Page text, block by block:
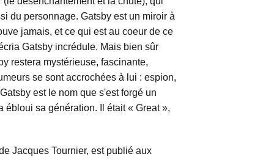
du personnage. Gatsby est un miroir à
jamais, et ce qui est au coeur de ce
Gatsby incrédule. Mais bien sûr
restera mystérieuse, fascinante,
se sont accrochées à lui : espion,
est le nom que s'est forgé un
sa génération. Il était « Great »,
Jacques Tournier, est publié aux